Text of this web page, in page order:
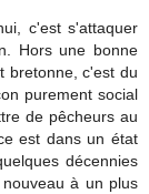
c'est s'attaquer
Hors une bonne
bretonne, c'est du
purement social
de pêcheurs au
est dans un état
décennies
à un plus